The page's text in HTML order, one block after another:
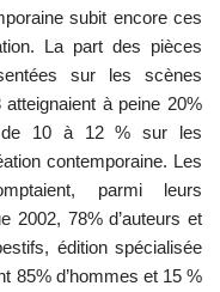
subit encore ces
La part des pièces
sur les scènes
à peine 20%
de 10 à 12 % sur les
contemporaine. Les
parmi leurs
2002, 78% d’auteurs et
édition spécialisée
85% d’hommes et 15 %